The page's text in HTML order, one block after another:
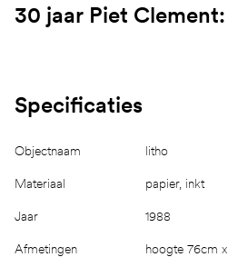
30 jaar Piet
Specificaties
Objectnaam litho
Materiaal papier, inkt
Jaar 1988
Afmetingen hoogte 76cm